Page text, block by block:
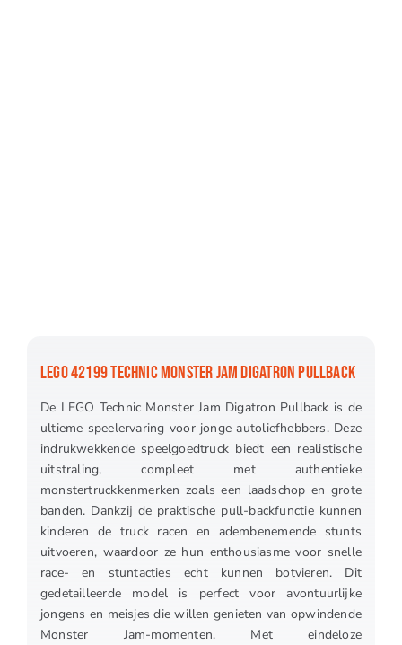
LEGO 42199 TECHNIC MONSTER JAM DIGATRON PULLBACK
De LEGO Technic Monster Jam Digatron Pullback is de
ultieme speelervaring voor jonge autoliefhebbers. Deze
indrukwekkende speelgoedtruck biedt een realistische
uitstraling, compleet met authentieke
monstertruckkenmerken zoals een laadschop en grote
banden. Dankzij de praktische pull-backfunctie kunnen
kinderen de truck racen en adembenemende stunts
uitvoeren, waardoor ze hun enthousiasme voor snelle
race- en stuntacties echt kunnen botvieren. Dit
gedetailleerde model is perfect voor avontuurlijke
jongens en meisjes die willen genieten van opwindende
Monster Jam-momenten. Met eindeloze